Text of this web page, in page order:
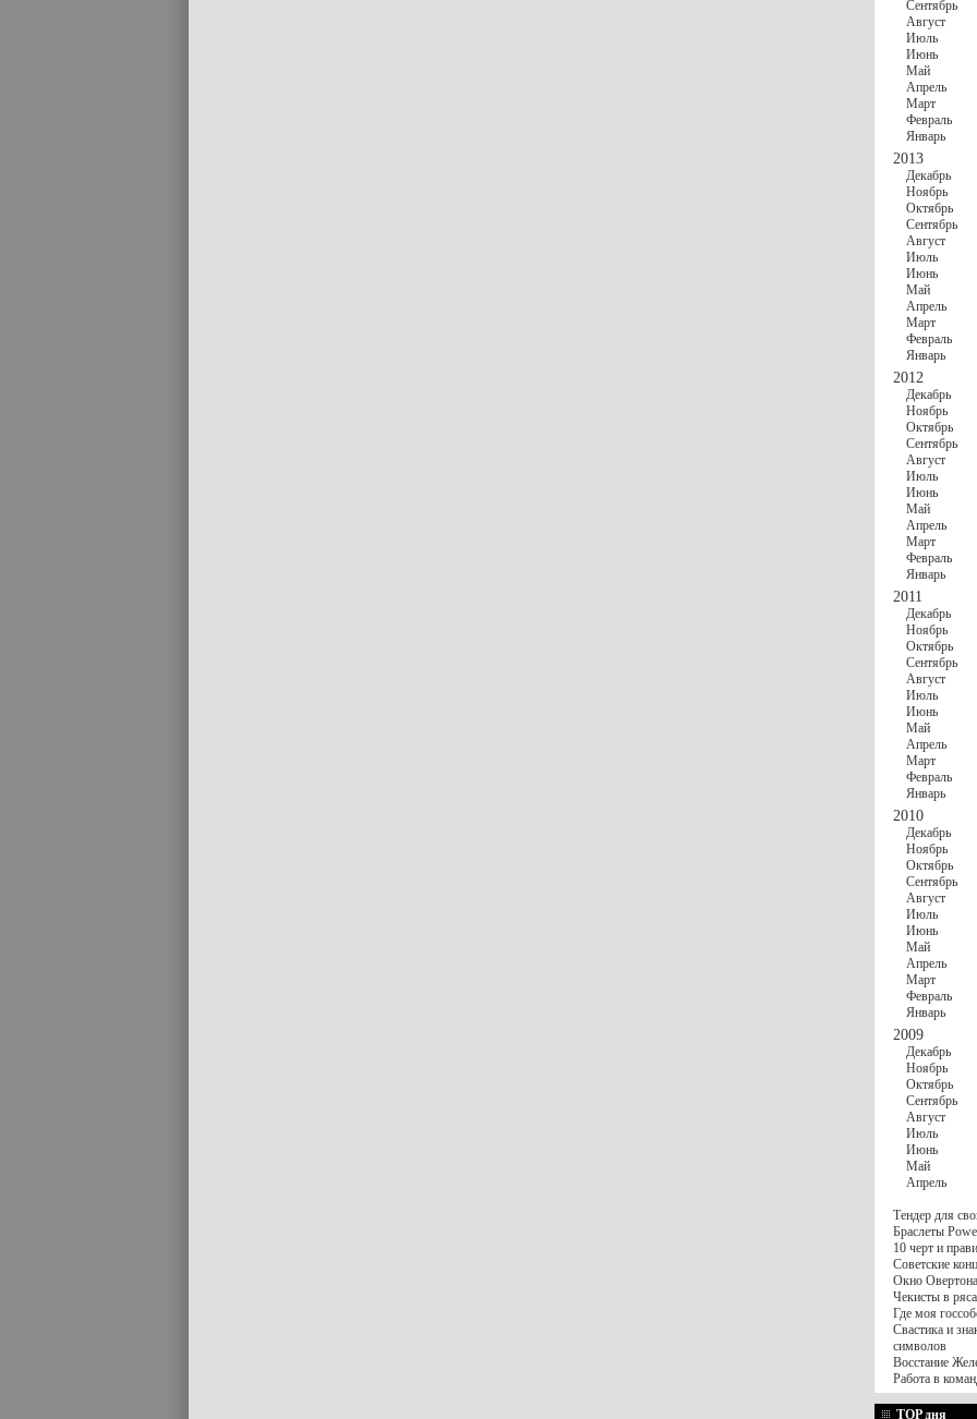
Сентябрь
Август
Июль
Июнь
Май
Апрель
Март
Февраль
Январь
2013
Декабрь
Ноябрь
Октябрь
Сентябрь
Август
Июль
Июнь
Май
Апрель
Март
Февраль
Январь
2012
Декабрь
Ноябрь
Октябрь
Сентябрь
Август
Июль
Июнь
Май
Апрель
Март
Февраль
Январь
2011
Декабрь
Ноябрь
Октябрь
Сентябрь
Август
Июль
Июнь
Май
Апрель
Март
Февраль
Январь
2010
Декабрь
Ноябрь
Октябрь
Сентябрь
Август
Июль
Июнь
Май
Апрель
Март
Февраль
Январь
2009
Декабрь
Ноябрь
Октябрь
Сентябрь
Август
Июль
Июнь
Май
Апрель
Тендер для
Браслеты
10 черт и
Советские
Окно
Чекисты в
Где моя
Свастика и
символов
Восстание
Работа в
TOP дня